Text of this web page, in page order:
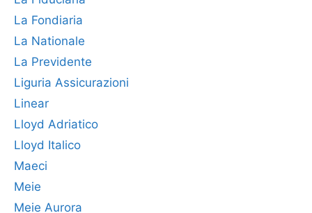
La Fondiaria
La Nationale
La Previdente
Liguria Assicurazioni
Linear
Lloyd Adriatico
Lloyd Italico
Maeci
Meie
Meie Aurora